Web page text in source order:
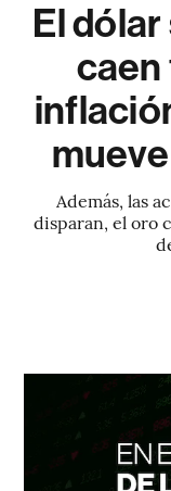
El
caen
Además, las
disparan, el oro